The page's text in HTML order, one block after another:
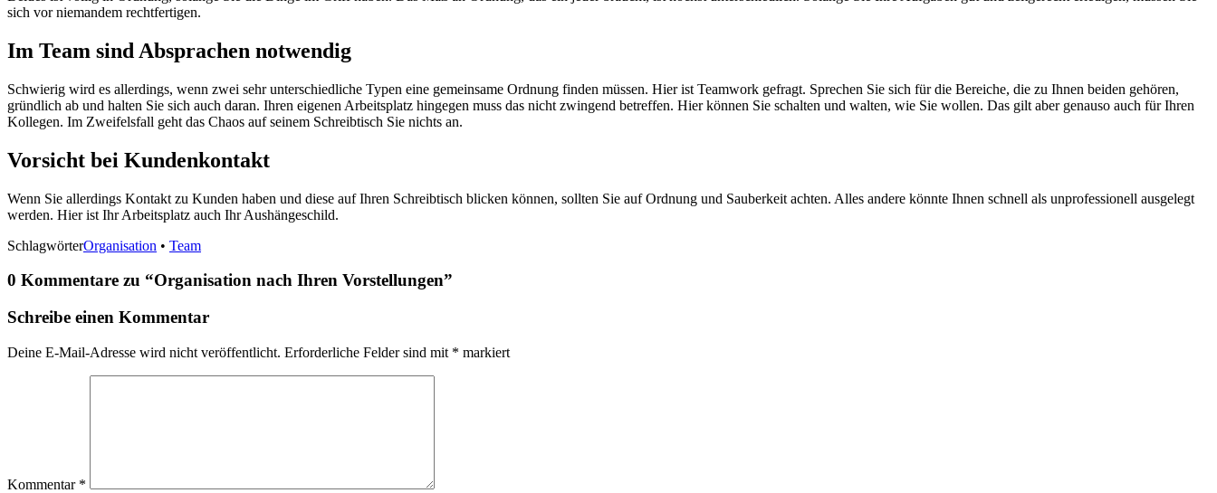
sich vor niemandem rechtfertigen.
Im Team sind Absprachen notwendig
Schwierig wird es allerdings, wenn zwei sehr unterschiedliche Typen eine gemeinsame Ordnung finden müssen. Hier ist Teamwork gefragt. Sprechen Sie sich für die Bereiche, die zu Ihnen beiden gehören,
gründlich ab und halten Sie sich auch daran. Ihren eigenen Arbeitsplatz hingegen muss das nicht zwingend betreffen. Hier können Sie schalten und walten, wie Sie wollen. Das gilt aber genauso auch für Ihren
Kollegen. Im Zweifelsfall geht das Chaos auf seinem Schreibtisch Sie nichts an.
Vorsicht bei Kundenkontakt
Wenn Sie allerdings Kontakt zu Kunden haben und diese auf Ihren Schreibtisch blicken können, sollten Sie auf Ordnung und Sauberkeit achten. Alles andere könnte Ihnen schnell als unprofessionell ausgelegt
werden. Hier ist Ihr Arbeitsplatz auch Ihr Aushängeschild.
SchlagwörterOrganisation • Team
0 Kommentare zu “Organisation nach Ihren Vorstellungen”
Schreibe einen Kommentar
Deine E-Mail-Adresse wird nicht veröffentlicht. Erforderliche Felder sind mit * markiert
Kommentar *